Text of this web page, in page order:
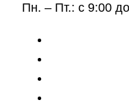
Пн. – Пт.: с 9:00